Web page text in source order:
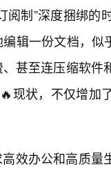
阅制”深度捆绑
辑一份文档，
甚至连压缩软
现状，不仅增
效办公和高质